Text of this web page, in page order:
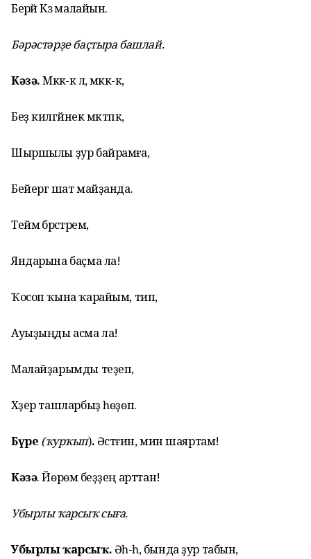
Берәй Кәзә малайын.
Бәрәстәрҙе баҫтыра башлай.
Кәзә.Мәккә-кә лә, мәккә-кә,
Беҙ килгәйнек мәктәпкә,
Шыршылы ҙур байрамға,
Бейергә шат майҙанда.
Теймә бәрәстәремә,
Яндарына баҫма ла!
Ҡосоп ҡына ҡарайым, тип,
Ауыҙыңды асма ла!
Малайҙарымды теҙеп,
Хәҙер ташларбыҙ һөҙөп.
Бүре (ҡурҡып).Әстәғин, мин шаяртам!
Кәзә. Йөрөмә беҙҙең арттан!
Убырлы ҡарсыҡ сыға.
Убырлы ҡарсыҡ.Әһ-һә, бында ҙур табын,